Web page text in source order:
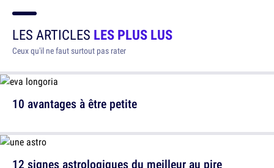
LES ARTICLES LES PLUS LUS
Ceux qu'il ne faut surtout pas rater
10 avantages à être petite
12 signes astrologiques du meilleur au pire